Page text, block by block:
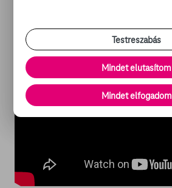
Testreszabás
Mindet elutasítom
Mindet elfogadom